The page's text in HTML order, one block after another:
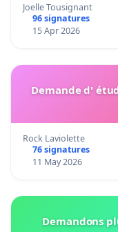
Joelle Tousignant
96 signatures
15 Apr 2026
Demande d'
Rock Laviolette
76 signatures
11 May 2026
Demandons